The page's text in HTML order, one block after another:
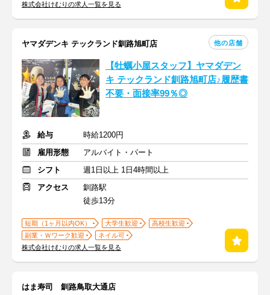
株式会社けむりの求人一覧を見る
ヤマダデンキ テックランド釧路旭町店 他の店舗
【牡蠣小屋スタッフ】ヤマダデン
キ テックランド釧路旭町店♪履歴書
不要・面接率99％◎
給与
時給1200円
雇用形態
アルバイト・パート
シフト
週1日以上 1日4時間以上
アクセス
釧路駅
徒歩13分
短期（1ヶ月以内OK） 大学生歓迎
高校生歓迎
副業・Ｗワーク歓迎
ネイル可
株式会社けむりの求人一覧を見る
はま寿司 釧路鳥取大通店